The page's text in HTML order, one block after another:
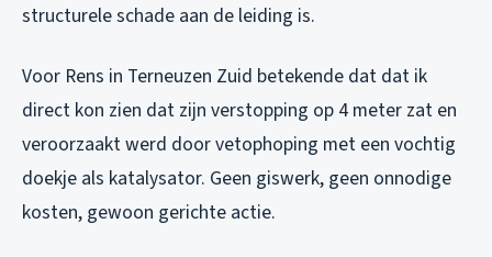
structurele schade aan de leiding is.
Voor Rens in Terneuzen Zuid betekende dat dat ik
direct kon zien dat zijn verstopping op 4 meter zat en
veroorzaakt werd door vetophoping met een vochtig
doekje als katalysator. Geen giswerk, geen onnodige
kosten, gewoon gerichte actie.